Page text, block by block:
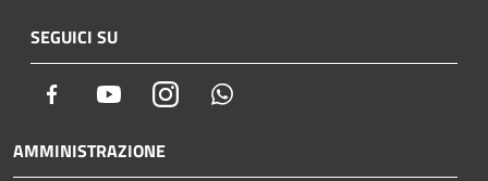
SEGUICI SU
Facebook YoutubeInstagram
AMMINISTRAZIONE